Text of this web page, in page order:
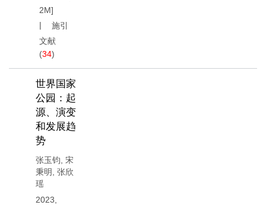
2M]
施引
文献
(34)
世界国家
公园：起
源、演变
和发展趋
势
张玉钧 宋
秉明
张欣
瑶
2023,